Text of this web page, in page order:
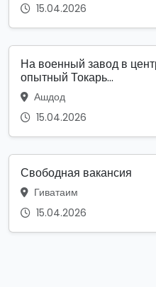
15.04.2026
На военный завод в
опытный Токарь...
Ашдод
15.04.2026
Свободная вакансия
Гиватаим
15.04.2026